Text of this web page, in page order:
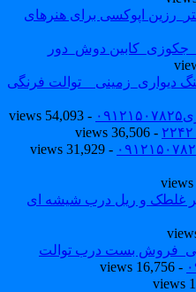
اپوکسی برای هنرهای
دوش_دور
دیواری_زمینی _ توالت فرنگی
- 54,093 views
- 36,506 views
- 31,929 views
و ریل درب شیشه ای
بست درب توالت
-